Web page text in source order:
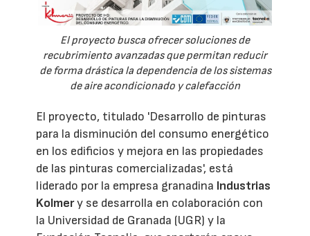
El proyecto busca ofrecer soluciones de
recubrimiento avanzadas que permitan reducir
de forma drástica la dependencia de los sistemas
de aire acondicionado y calefacción
El proyecto, titulado 'Desarrollo de pinturas
para la disminución del consumo energético
en los edificios y mejora en las propiedades
de las pinturas comercializadas', está
liderado por la empresa granadina Industrias
Kolmery se desarrolla en colaboración con
la Universidad de Granada (UGR) y la